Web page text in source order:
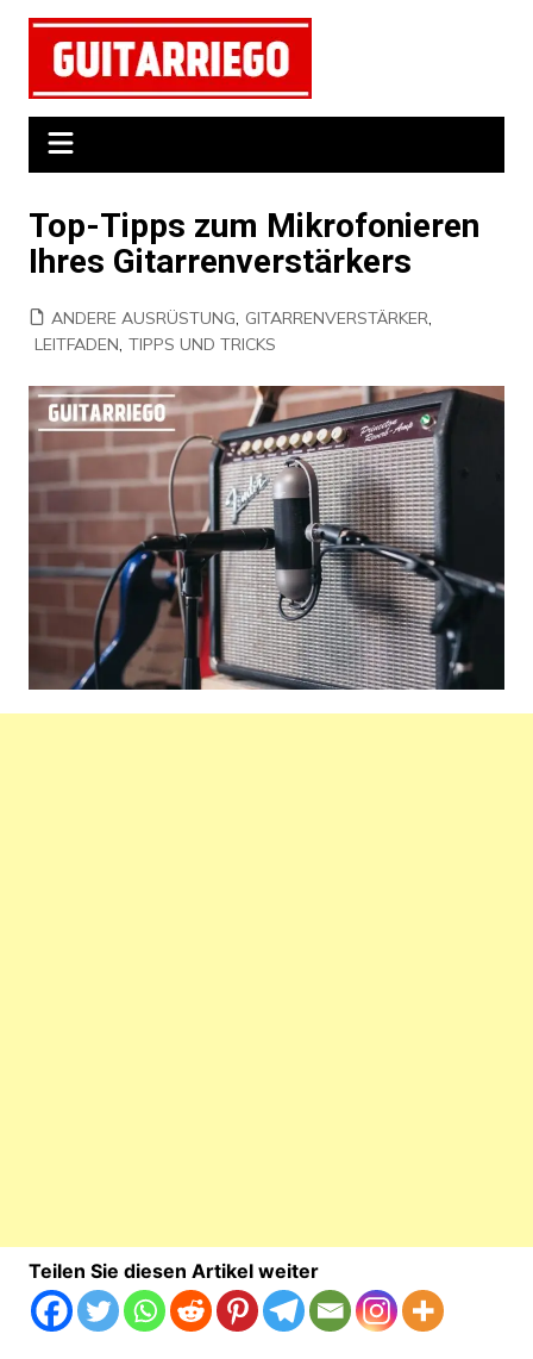
Zum
springen
Top-Tipps zum Mikrofonieren
Ihres Gitarrenverstärkers
ANDERE AUSRÜSTUNG, GITARRENVERSTÄRKER,
LEITFADEN, TIPPS UND TRICKS
Teilen Sie diesen Artikel weiter